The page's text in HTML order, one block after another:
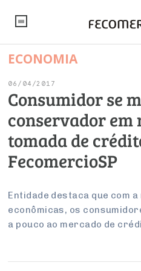
NOTÍCIAS
Artigos
Institucional
Debates Fecomercio-SP
PROJETOS ESPECIAIS:
UM BRASIL
Economia
Pesquisas
Brasil
Internacional
Modernização do Estado
Inteligência Artificial
Empresas
Arbitragem e Mediação
Varejo
Sustentabilidade
PESQUISAS
Sobre
CONSELHOS
Conselho de Emprego e Relações
ECONOMIA
06/04/2017
Consumidor se
conservador em
tomada de
FecomercioSP
Entidade destaca que com
econômicas, os
a pouco ao mercado de